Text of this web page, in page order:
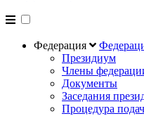
Федерация
Президиум
Члены
Документы
Заседания
Процедура